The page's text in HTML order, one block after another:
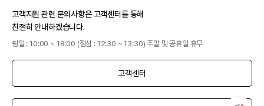
고객지원 관련 문의사항은 고객센터를 통해
친절히 안내하겠습니다.
평일 : 10:00 ~ 18:00 (점심 : 12:30 ~ 13:30) 주말 및 공휴일 휴무
고객센터